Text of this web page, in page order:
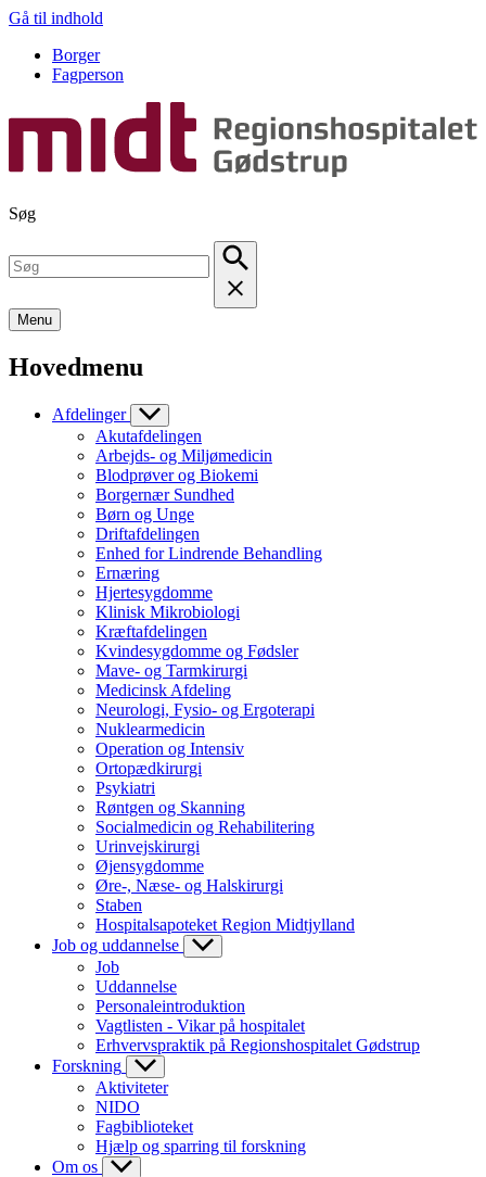
Gå til indhold
Borger
Fagperson
Søg
Menu
Hovedmenu
Afdelinger
Akutafdelingen
Arbejds- og Miljømedicin
Blodprøver og Biokemi
Borgernær Sundhed
Børn og Unge
Driftafdelingen
Enhed for Lindrende Behandling
Ernæring
Hjertesygdomme
Klinisk Mikrobiologi
Kræftafdelingen
Kvindesygdomme og Fødsler
Mave- og Tarmkirurgi
Medicinsk Afdeling
Neurologi, Fysio- og Ergoterapi
Nuklearmedicin
Operation og Intensiv
Ortopædkirurgi
Psykiatri
Røntgen og Skanning
Socialmedicin og Rehabilitering
Urinvejskirurgi
Øjensygdomme
Øre-, Næse- og Halskirurgi
Staben
Hospitalsapoteket Region Midtjylland
Job og uddannelse
Job
Uddannelse
Personaleintroduktion
Vagtlisten - Vikar på hospitalet
Erhvervspraktik på Regionshospitalet Gødstrup
Forskning
Aktiviteter
NIDO
Fagbiblioteket
Hjælp og sparring til forskning
Om os